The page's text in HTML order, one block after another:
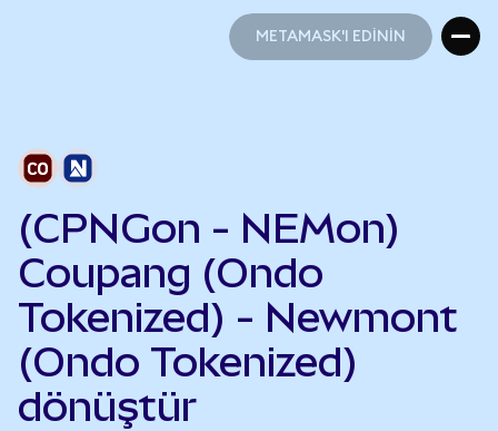
METAMASK'I EDİNİN
(CPNGon - NEMon)
Coupang (Ondo
Tokenized) - Newmont
(Ondo Tokenized)
dönüştür